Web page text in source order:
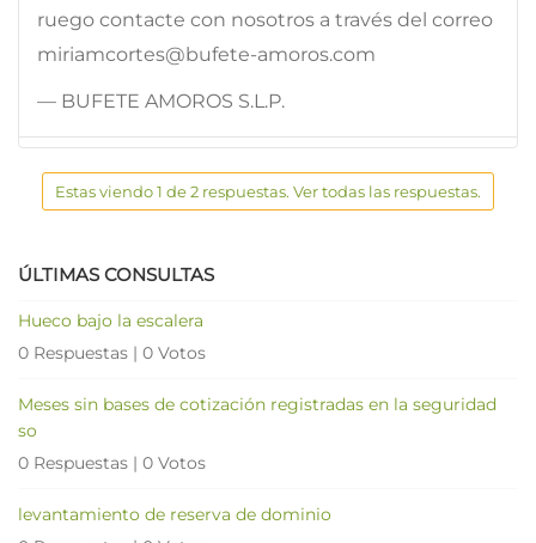
ruego contacte con nosotros a través del correo
miriamcortes@bufete-amoros.com
— BUFETE AMOROS S.L.P.
Estas viendo 1 de 2 respuestas. Ver todas las respuestas.
ÚLTIMAS CONSULTAS
Hueco bajo la escalera
0 Respuestas | 0 Votos
Meses sin bases de cotización registradas en la seguridad
so
0 Respuestas | 0 Votos
levantamiento de reserva de dominio